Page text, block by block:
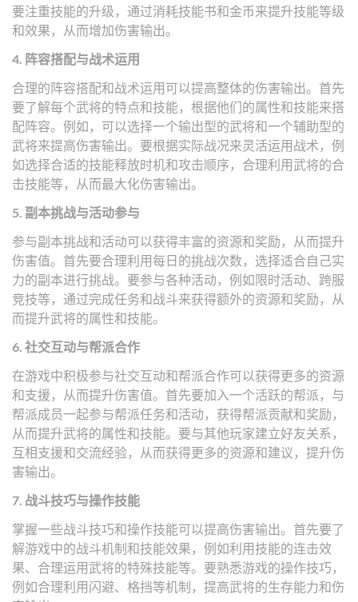
要注重技能的升级，通过消耗技能书和金币来提升技能等级
和效果，从而增加伤害输出。
4. 阵容搭配与战术运用
合理的阵容搭配和战术运用可以提高整体的伤害输出。首先
要了解每个武将的特点和技能，根据他们的属性和技能来搭
配阵容。例如，可以选择一个输出型的武将和一个辅助型的
武将来提高伤害输出。要根据实际战况来灵活运用战术，例
如选择合适的技能释放时机和攻击顺序，合理利用武将的合
击技能等，从而最大化伤害输出。
5. 副本挑战与活动参与
参与副本挑战和活动可以获得丰富的资源和奖励，从而提升
伤害值。首先要合理利用每日的挑战次数，选择适合自己实
力的副本进行挑战。要参与各种活动，例如限时活动、跨服
竞技等，通过完成任务和战斗来获得额外的资源和奖励，从
而提升武将的属性和技能。
6. 社交互动与帮派合作
在游戏中积极参与社交互动和帮派合作可以获得更多的资源
和支援，从而提升伤害值。首先要加入一个活跃的帮派，与
帮派成员一起参与帮派任务和活动，获得帮派贡献和奖励，
从而提升武将的属性和技能。要与其他玩家建立好友关系，
互相支援和交流经验，从而获得更多的资源和建议，提升伤
害输出。
7. 战斗技巧与操作技能
掌握一些战斗技巧和操作技能可以提高伤害输出。首先要了
解游戏中的战斗机制和技能效果，例如利用技能的连击效
果、合理运用武将的特殊技能等。要熟悉游戏的操作技巧，
例如合理利用闪避、格挡等机制，提高武将的生存能力和伤